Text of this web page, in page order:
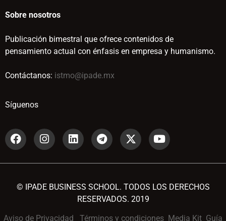
Sobre nosotros
Publicación bimestral que ofrece contenidos de
pensamiento actual con énfasis en empresa y humanismo.
Contáctanos: istmo@ipade.mx
Síguenos
© IPADE BUSINESS SCHOOL. TODOS LOS DERECHOS
RESERVADOS. 2019
Aviso de Privacidad Términos y condiciones Media Kit Guía